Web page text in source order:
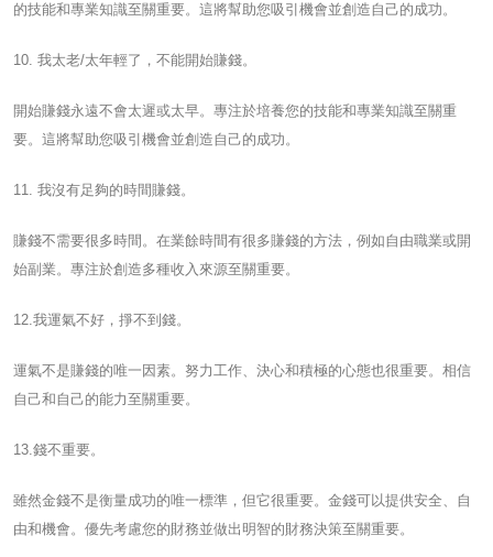
的技能和專業知識至關重要。這將幫助您吸引機會並創造自己的成功。
10. 我太老/太年輕了，不能開始賺錢。
開始賺錢永遠不會太遲或太早。專注於培養您的技能和專業知識至關重
要。這將幫助您吸引機會並創造自己的成功。
11. 我沒有足夠的時間賺錢。
賺錢不需要很多時間。在業餘時間有很多賺錢的方法，例如自由職業或開
始副業。專注於創造多種收入來源至關重要。
12.我運氣不好，掙不到錢。
運氣不是賺錢的唯一因素。努力工作、決心和積極的心態也很重要。相信
自己和自己的能力至關重要。
13.錢不重要。
雖然金錢不是衡量成功的唯一標準，但它很重要。金錢可以提供安全、自
由和機會。優先考慮您的財務並做出明智的財務決策至關重要。